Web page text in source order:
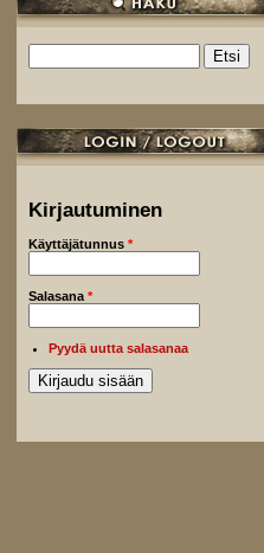
Hakulomake
Kirjautuminen
Käyttäjätunnus *
Salasana *
Pyydä uutta salasanaa